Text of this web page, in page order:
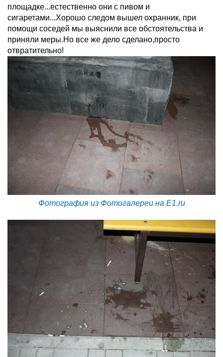
площадке...естественно они с пивом и
сигаретами...Хорошо следом вышел охранник, при
помощи соседей мы выяснили все обстоятельства и
приняли меры.Но все же дело сделано,просто
отвратительно!
Фотография из Фотогалереи на E1.ru